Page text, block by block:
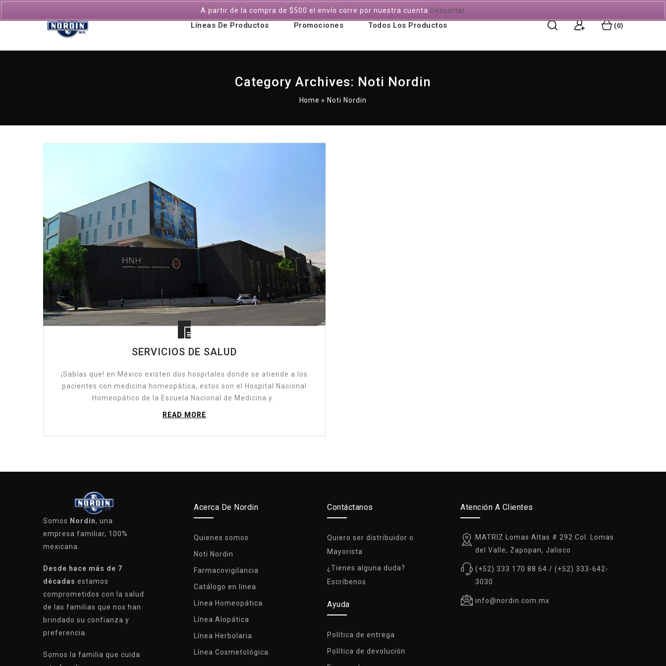
Líneas De Productos Promociones Todos Los Productos 0
Category Archives: Noti Nordin
Home » Noti Nordin
SERVICIOS DE SALUD￼
¡Sabías que! en México existen dos hospitales donde se atiende a los
pacientes con medicina homeopática, estos son el Hospital Nacional
Homeopático de la Escuela Nacional de Medicina y .
READ MORE
Somos Nordin, una
empresa familiar, 100%
mexicana.
Desde hace más de 7
décadas estamos
comprometidos con la salud
de las familias que nos han
brindado su confianza y
preferencia.
Somos la familia que cuida
Acerca De Nordin
Quienes somos
Noti Nordin
Farmacovigilancia
Catálogo en línea
Línea Homeopática
Línea Alopática
Línea Herbolaria
Línea Cosmetológica
Contáctanos
Quiero ser distribuidor o
Mayorista
¿Tienes alguna duda?
Escríbenos
Ayuda
Política de entrega
Política de devolución
Atención A Clientes
MATRIZ Lomas Altas # 292 Col. Lomas
del Valle, Zapopan, Jalisco
(+52) 333 170 88 64 / (+52) 333-642-
3030
info@nordin.com.mx
A partir de la compra de $500 el envío corre por nuestra cuenta Descartar